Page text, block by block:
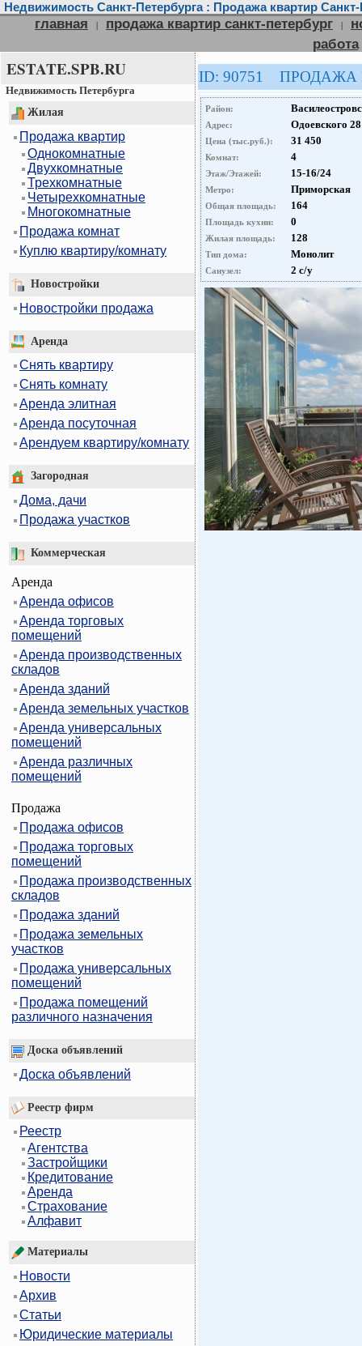
Недвижимость Санкт-Петербурга : Продажа квартир Санкт-
главная | продажа квартир санкт-петербург |
работа
ESTATE.SPB.RU
Недвижимость Петербурга
Жилая
Продажа квартир
Однокомнатные
Двухкомнатные
Трехкомнатные
Четырехкомнатные
Многокомнатные
Продажа комнат
Куплю квартиру/комнату
Новостройки
Новостройки продажа
Аренда
Снять квартиру
Снять комнату
Аренда элитная
Аренда посуточная
Арендуем квартиру/комнату
Загородная
Дома, дачи
Продажа участков
Коммерческая
Аренда
Аренда офисов
Аренда торговых
помещений
Аренда производственных
складов
Аренда зданий
Аренда земельных участков
Аренда универсальных
помещений
Аренда различных
помещений
Продажа
Продажа офисов
Продажа торговых
помещений
Продажа производственных
складов
Продажа зданий
Продажа земельных
участков
Продажа универсальных
помещений
Продажа помещений
различного назначения
Доска объявлений
Доска объявлений
Реестр фирм
Реестр
Агентства
Застройщики
Кредитование
Аренда
Страхование
Алфавит
Материалы
Новости
Архив
Статьи
Юридические материалы
ID: 90751
Район:
Адрес: Одоевского 28
Цена (тыс.руб.): 31 450
Комнат: 4
Этаж/Этажей: 15-16/24
Метро: Приморская
Общая площадь: 164
Площадь кухни: 0
Жилая площадь: 128
Тип дома: Монолит
Санузел: 2 с/у